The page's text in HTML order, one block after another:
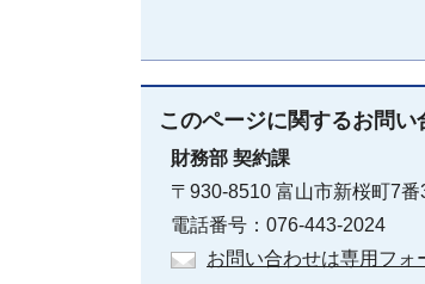
このページに関するお問い
財務部 契約課
〒930-8510 富山市新桜町7番
電話番号：076-443-2024
お問い合わせは専用フォ